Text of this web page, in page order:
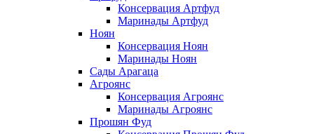
Консервация Артфуд
Маринады Артфуд
Ноян
Консервация Ноян
Маринады Ноян
Сады Арагаца
Агроянс
Консервация Агроянс
Маринады Агроянс
Прошян Фуд